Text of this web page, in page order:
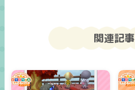
関連記事